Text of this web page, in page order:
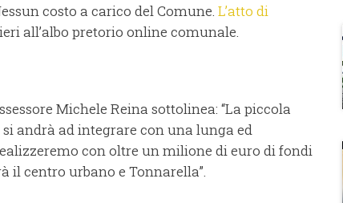
costo a carico del Comune. L’atto di
all’albo pretorio online comunale.
Michele Reina sottolinea: “La piccola
andrà ad integrare con una lunga ed
con oltre un milione di euro di fondi
il centro urbano e Tonnarella”.